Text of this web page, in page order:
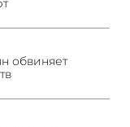
обвиняет